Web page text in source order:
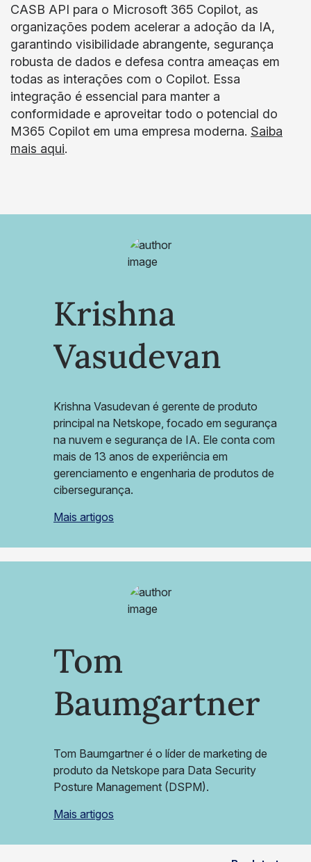
CASB API para o Microsoft 365 Copilot, as
organizações podem acelerar a adoção da IA,
garantindo visibilidade abrangente, segurança
robusta de dados e defesa contra ameaças em
todas as interações com o Copilot. Essa
integração é essencial para manter a
conformidade e aproveitar todo o potencial do
M365 Copilot em uma empresa moderna. Saiba
mais aqui.
Krishna
Vasudevan
Krishna Vasudevan é gerente de produto
principal na Netskope, focado em segurança
na nuvem e segurança de IA. Ele conta com
mais de 13 anos de experiência em
gerenciamento e engenharia de produtos de
cibersegurança.
Mais artigos
Tom
Baumgartner
Tom Baumgartner é o líder de marketing de
produto da Netskope para Data Security
Posture Management (DSPM).
Mais artigos